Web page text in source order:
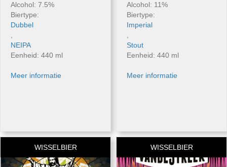
Alcohol: 7.5%
Biertype:
Dubbel
,
NEIPA
Eenheid: 440 ml
Meer informatie
Alcohol: 11%
Biertype:
Imperial
,
Stout
Eenheid: 440 ml
Meer informatie
WISSELBIER WISSELBIER